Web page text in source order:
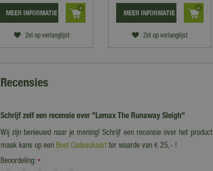
Zet op verlanglijst
MEER INFORMATIE
Zet op verlanglijst
MEER INFORMATIE
Recensies
Schrijf zelf een recensie over "Lemax The Runaway Sleigh"
Wij zijn benieuwd naar je mening! Schrijf een recensie over het product
maak kans op een Boet Cadeaukaartter waarde van € 25,- !
Beoordeling: *